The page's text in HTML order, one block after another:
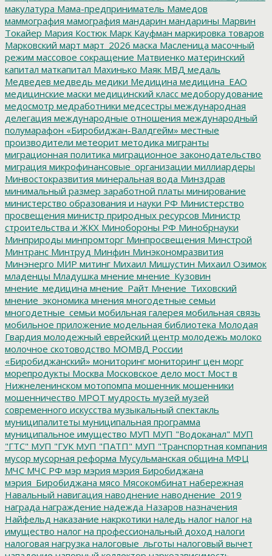
макулатура Мама-предприниматель Мамедов
маммография мамография мандарин мандарины Марвин
Токайер Мария Костюк Марк Кауфман маркировка товаров
Марковский март март_2026 маска Масленица масочный
режим массовое сокращение Матвиенко материнский
капитал маткапитал Махинько Маяк МВД медаль
Медведев медведь медики Медицина медицина_ЕАО
медицинские маски медицинский класс медоборудование
медосмотр медработники медсестры международная
делегация международные отношения международный
полумарафон «Биробиджан-Валдгейм» местные
производители метеорит методика мигранты
миграционная политика миграционное законодательство
миграция микрофинансовые_организации миллиардеры
Минвостокразвития минеральная вода Минздрав
минимальный размер заработной платы минирование
министерство образования и науки РФ Министерство
просвещения министр природных ресурсов Министр
строительства и ЖКХ Минобороны РФ Минобрнауки
Минприроды минпромторг Минпросвещения Минстрой
Минтранс Минтруд Минфин Минэкономразвития
Минэнерго МИР митинг Михаил Мишустин Михаил Озимок
младенцы Младушка мнение мнение_Кузовин
мнение_медицина мнение_Райт Мнение_Тиховский
мнение_экономика мнения многодетные семьи
многодетные_семьи мобильная галерея мобильная связь
мобильное приложение модельная библиотека Молодая
Гвардия молодежный еврейский центр молодежь молоко
молочное скотоводство МОМВД России
«Биробиджанский» мониторинг мониторинг цен морг
морепродукты Москва Московское дело мост Мост в
Нижнеленинском мотопомпа мошенник мошенники
мошенничество МРОТ мудрость музей музей
современного искусства музыкальный спектакль
муниципалитеты муниципальная программа
муниципальное имущество МУП МУП "Водоканал" МУП
"ГТС" МУП "ГУК МУП "ПАТП" МУП "Транспортная компания
мусор мусорная реформа Мусульманская община МФЦ
МЧС МЧС РФ мэр мэрия мэрия Биробиджана
мэрия_Биробиджана мясо Мясокомбинат набережная
Навальный навигация наводнение наводнение_2019
награда награждение надежда Назаров назначения
Найфельд наказание накркотики наледь налог налог на
имущество налог на профессиональный доход налоги
налоговая нагрузка налоговые_льготы налоговый вычет